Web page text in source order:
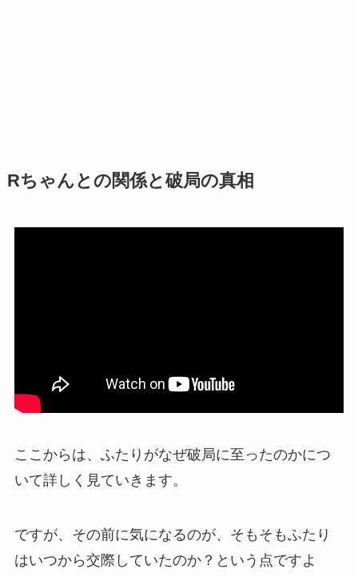
Rちゃんとの関係と破局の真相
ここからは、ふたりがなぜ破局に至ったのかにつ
いて詳しく見ていきます。
ですが、その前に気になるのが、そもそもふたり
はいつから交際していたのか？という点ですよ